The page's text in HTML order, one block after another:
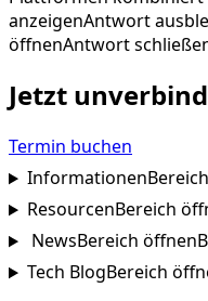
anzeigenAntwort
öffnenAntwort
Jetzt
Termin buchen
Informationen
ResourcenBereich
NewsBereich öffnen
Tech BlogBereich